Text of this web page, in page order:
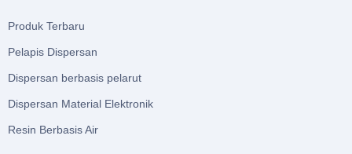
Produk Terbaru
Pelapis Dispersan
Dispersan berbasis pelarut
Dispersan Material Elektronik
Resin Berbasis Air